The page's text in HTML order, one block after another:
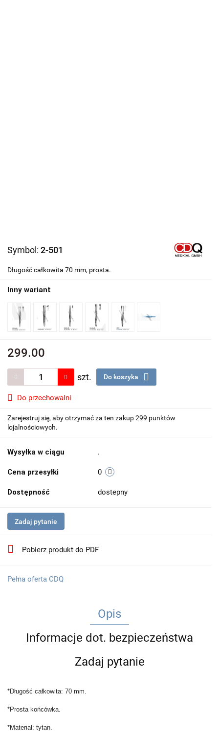
Symbol: 2-501
Długość całkowita 70 mm, prosta.
Inny wariant
299.00
szt. Do koszyka
Do przechowalni
Zarejestruj się, aby otrzymać za ten zakup 299 punktów
lojalnościowych.
Wysyłka w ciągu .
Cena przesyłki 0
Dostępność dostepny
Zadaj pytanie
Pobierz produkt do PDF
Pełna oferta CDQ
Opis
Informacje dot. bezpieczeństwa
Zadaj pytanie
*Długość całkowita: 70 mm.
*Prosta końcówka.
*Materiał: tytan.